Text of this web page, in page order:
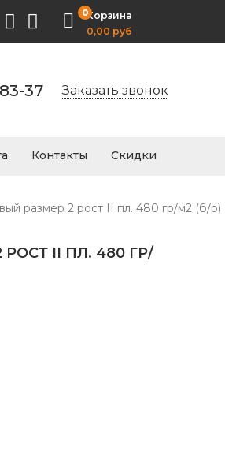
0Корзина
0,00 руб
37 Заказать звонок
Контакты Скидки
размер 2 рост II пл. 480 гр/м2 (б/р)
II ПЛ. 480 ГР/